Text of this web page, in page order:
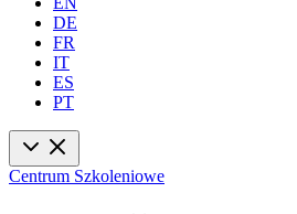
DE
FR
IT
ES
PT
Centrum Szkoleniowe